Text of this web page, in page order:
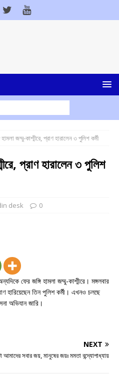
জম্মু-কাশ্মীরে, প্রাণ হারালেন ৩ পুলিশ কর্মী
প্রাণ হারালেন ৩ পুলিশ
desk 0
ফের জঙ্গি হামলা জম্মু-কাশ্মীরে। মঙ্গলবার
হারিয়েছেন তিন পুলিশ কর্মী। এখনও চলছে
অভিযান জারি।
NEXT
আমাদের সবার জয়, মানুষের জয়ঃ মমতা বন্দ্যোপাধ্যায়